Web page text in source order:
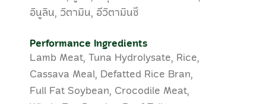
อินูลิน, วิตามิน, อีวิตามินซี
Performance Ingredients
Lamb Meat, Tuna Hydrolysate, Rice,
Cassava Meal, Defatted Rice Bran,
Full Fat Soybean, Crocodile Meat,